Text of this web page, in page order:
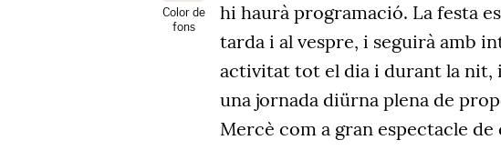
Color de
fons
hi haurà programació. La festa
tarda i al vespre, i seguirà amb
activitat tot el dia i durant la nit,
una jornada diürna plena de
Mercè com a gran espectacle